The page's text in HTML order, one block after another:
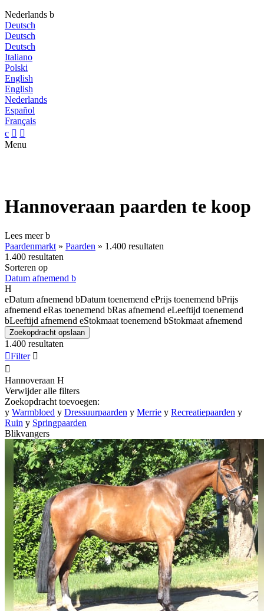
Nederlands b
Deutsch
Deutsch
Deutsch
Italiano
Polski
English
English
Nederlands
Español
Français
c  
Menu
Hannoveraan paarden te koop
Lees meerb
Paardenmarkt » Paarden » 1.400 resultaten
1.400 resultaten
Sorteren op
Datum afnemend b
H
eDatum afnemend bDatum toenemend ePrijs toenemend bPrijs
afnemend eRas toenemend bRas afnemend eLeeftijd toenemend
bLeeftijd afnemend eStokmaat toenemend bStokmaat afnemend
Zoekopdracht opslaan
1.400 resultaten
Filter 

Hannoveraan H
Verwijder alle filters
Zoekopdracht toevoegen:
y Warmbloed y Dressuurpaarden y Merrie y Recreatiepaarden y
Ruin y Springpaarden
Blikvangers